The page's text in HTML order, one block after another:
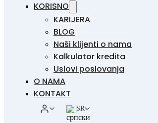
KORISNO
KARIJERA
BLOG
Naši klijenti o nama
Kalkulator kredita
Uslovi poslovanja
O NAMA
KONTAKT
SR